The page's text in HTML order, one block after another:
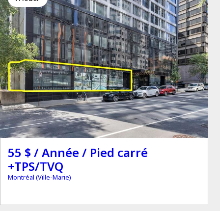
55 $ / Année / Pied carré
+TPS/TVQ
Montréal (Ville-Marie)